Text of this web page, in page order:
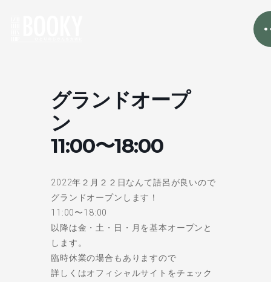
グランドオープ
ン
11:00〜18:00
2022年２月２２日なんて語呂が良いので
グランドオープンします！
11:00〜18:00
以降は金・土・日・月を基本オープンと
します。
臨時休業の場合もありますので
詳しくはオフィシャルサイトをチェック